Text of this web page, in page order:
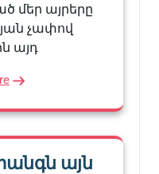
մեր այրերը
չափով
այդ
այն